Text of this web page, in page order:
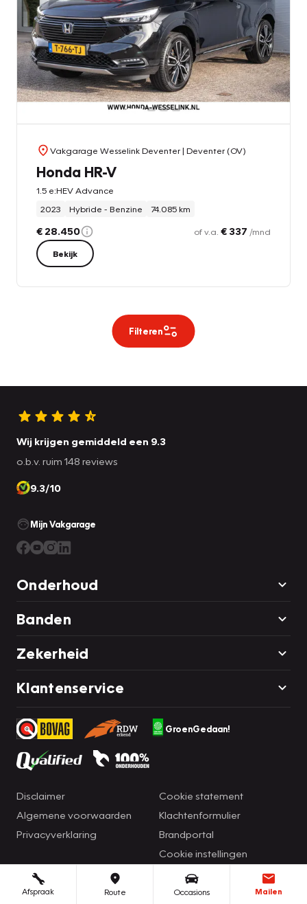
Vakgarage Wesselink Deventer| Deventer (OV)
Honda HR-V
1.5 e:HEV Advance
2023
Hybride - Benzine 74.085 km
€ 28.450 of v.a. € 337 /mnd
Bekijk
Filteren
Afspraak Route Occasions Mailen
Wij krijgen gemiddeld een 9.3
o.b.v. ruim 148 reviews
9.3/10
Mijn Vakgarage
Onderhoud
Banden
Zekerheid
Klantenservice
GroenGedaan!
Disclaimer
Algemene voorwaarden
Privacyverklaring
Cookie statement
Klachtenformulier
Brandportal
Cookie instellingen